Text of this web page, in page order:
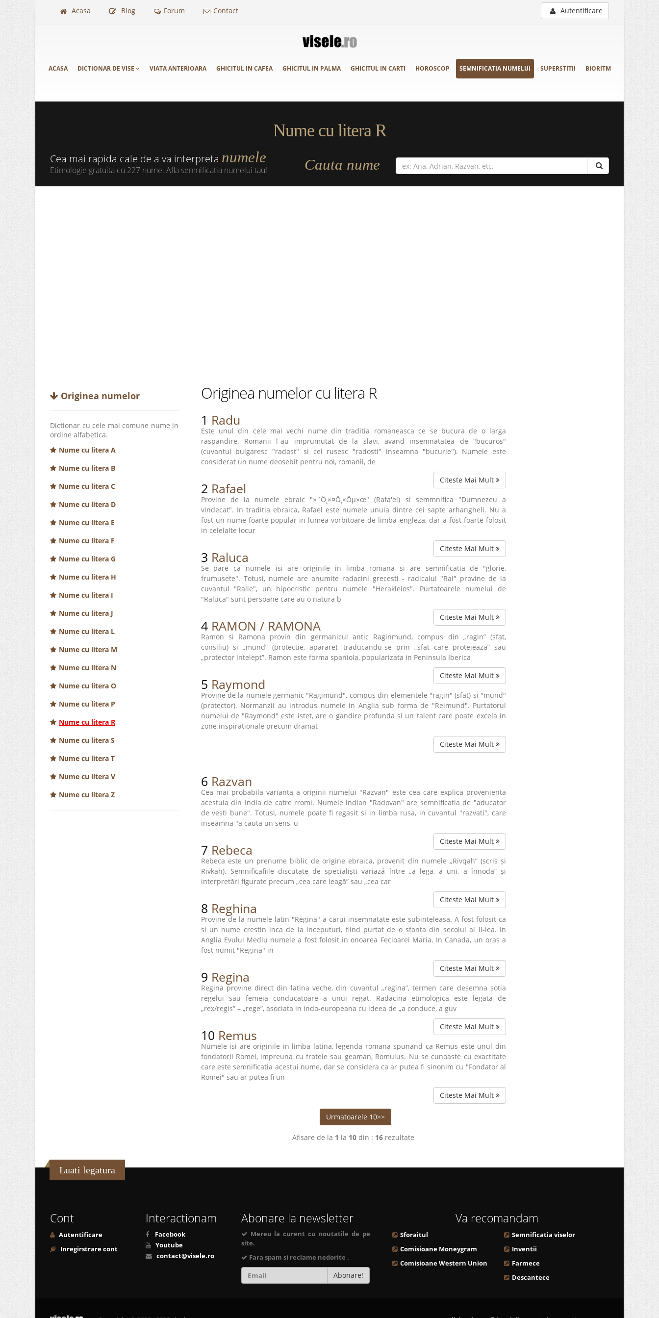
Acasa Blog Forum Contact Autentificare
ACASA DICTIONAR DE VISE VIATA ANTERIOARA GHICITUL IN CAFEA GHICITUL IN PALMA GHICITUL IN CARTI HOROSCOP SEMNIFICATIA NUMELUI SUPERSTITII BIORITM
Nume cu litera R
Cea mai rapida cale de a va interpreta numele
Etimologie gratuita cu 227 nume. Afla semnificatia numelui tau! Cauta nume
Originea numelor
Dictionar cu cele mai comune nume in
ordine alfabetica.
Nume cu litera A
Nume cu litera B
Nume cu litera C
Nume cu litera D
Nume cu litera E
Nume cu litera F
Nume cu litera G
Nume cu litera H
Nume cu litera I
Nume cu litera J
Nume cu litera L
Nume cu litera M
Nume cu litera N
Nume cu litera O
Nume cu litera P
Nume cu litera R
Nume cu litera S
Nume cu litera T
Nume cu litera V
Nume cu litera Z
Originea numelor cu litera R
1 Radu
Este unul din cele mai vechi nume din traditia romaneasca ce se bucura de o larga
raspandire. Romanii l-au imprumutat de la slavi, avand insemnatatea de "bucuros"
(cuvantul bulgaresc "radost" si cel rusesc "radosti" inseamna "bucurie"). Numele este
considerat un nume deosebit pentru noi, romanii, de
Citeste Mai Mult
2 Rafael
Provine de la numele ebraic "×¨Ö¸×¤Ö¸×Öµ×œ" (Rafa'el) si semmnifica "Dumnezeu a
vindecat". In traditia ebraica, Rafael este numele unuia dintre cei sapte arhangheli. Nu a
fost un nume foarte popular in lumea vorbitoare de limba engleza, dar a fost foarte folosit
in celelalte locur
Citeste Mai Mult
3 Raluca
Se pare ca numele isi are originile in limba romana si are semnificatia de "glorie,
frumusete". Totusi, numele are anumite radacini grecesti - radicalul "Ral" provine de la
cuvantul "Ralle", un hipocristic pentru numele "Herakleios". Purtatoarele numelui de
"Raluca" sunt persoane care au o natura b
Citeste Mai Mult
4 RAMON / RAMONA
Ramon si Ramona provin din germanicul antic Raginmund, compus din „ragin” (sfat,
consiliu) si „mund” (protectie, aparare), traducandu-se prin „sfat care protejeaza” sau
„protector intelept”. Ramon este forma spaniola, popularizata in Peninsula Iberica
Citeste Mai Mult
5 Raymond
Provine de la numele germanic "Ragimund", compus din elementele "ragin" (sfat) si "mund"
(protector). Normanzii au introdus numele in Anglia sub forma de "Reimund". Purtatorul
numelui de "Raymond" este istet, are o gandire profunda si un talent care poate excela in
zone inspirationale precum dramat
Citeste Mai Mult
6 Razvan
Cea mai probabila varianta a originii numelui "Razvan" este cea care explica provenienta
acestuia din India de catre rromi. Numele indian "Radovan" are semnificatia de "aducator
de vesti bune". Totusi, numele poate fi regasit si in limba rusa, in cuvantul "razvati", care
inseamna "a cauta un sens, u
Citeste Mai Mult
7 Rebeca
Rebeca este un prenume biblic de origine ebraica, provenit din numele „Rivqah” (scris și
Rivkah). Semnificafiile discutate de specialiști variază între „a lega, a uni, a înnoda” și
interpretări figurate precum „cea care leagă” sau „cea car
Citeste Mai Mult
8 Reghina
Provine de la numele latin "Regina" a carui insemnatate este subinteleasa. A fost folosit ca
si un nume crestin inca de la inceputuri, fiind purtat de o sfanta din secolul al II-lea. In
Anglia Evului Mediu numele a fost folosit in onoarea Fecioarei Maria. In Canada, un oras a
fost numit "Regina" in
Citeste Mai Mult
9 Regina
Regina provine direct din latina veche, din cuvantul „regina”, termen care desemna sotia
regelui sau femeia conducatoare a unui regat. Radacina etimologica este legata de
„rex/regis” – „rege”, asociata in indo‑europeana cu ideea de „a conduce, a guv
Citeste Mai Mult
10 Remus
Numele isi are originile in limba latina, legenda romana spunand ca Remus este unul din
fondatorii Romei, impreuna cu fratele sau geaman, Romulus. Nu se cunoaste cu exactitate
care este semnificatia acestui nume, dar se considera ca ar putea fi sinonim cu "Fondator al
Romei" sau ar putea fi un
Citeste Mai Mult
Urmatoarele 10>>
Afisare de la 1 la 10 din : 16 rezultate
Luati legatura
Cont
Autentificare
Inregirstrare cont
Interactionam
Facebook
Youtube
contact@visele.ro
Abonare la newsletter
Mereu la curent cu noutatile de pe
site.
Fara spam si reclame nedorite .
Abonare!
Va recomandam
Sforaitul
Comisioane Moneygram
Comisioane Western Union
Semnificatia viselor
Inventii
Farmece
Descantece